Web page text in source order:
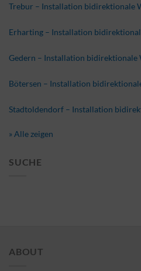
Trebur – Installation bidirektionale
Erharting – Installation
Gedern – Installation bidirektionale
Bötersen – Installation
Stadtoldendorf – Installation
» Alle zeigen
SUCHE
ABOUT